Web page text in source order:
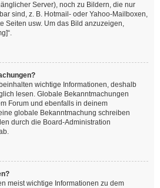
Server), noch zu Bildern, die nur
sind, z. B. Hotmail- oder Yahoo-Mailboxen,
Seiten usw. Um das Bild anzuzeigen,
wichtige Informationen, deshalb
lesen. Globale Bekanntmachungen
Forum und ebenfalls in deinem
globale Bekanntmachung schreiben
durch die Board-Administration
meist wichtige Informationen zu dem